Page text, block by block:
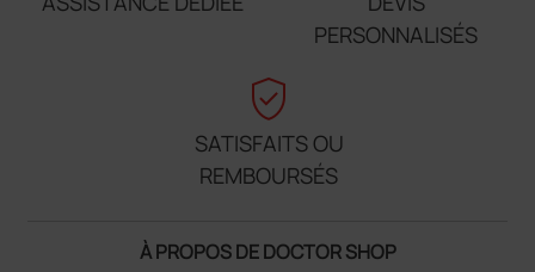
PERSONNALISÉS
verified_user
SATISFAITS OU
REMBOURSÉS
À PROPOS DE DOCTOR SHOP